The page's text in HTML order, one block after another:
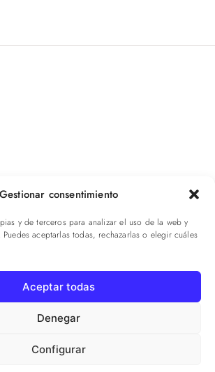
Gestionar consentimiento
y de terceros para analizar el uso de la web y
aceptarlas todas, rechazarlas o elegir cuáles
Aceptar todas
Denegar
Configurar
novedades
· Damaroca Ibéricos S.L. · B-90471293 ·